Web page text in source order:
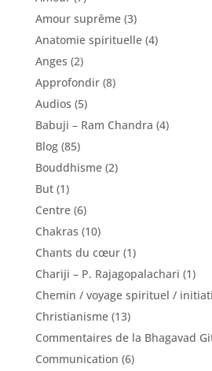
Amour suprême(3)
Anatomie spirituelle(4)
Anges (2)
Approfondir(8)
Audios (5)
Babuji – Ram Chandra (4)
Blog(85)
Bouddhisme(2)
But(1)
Centre(6)
Chakras (10)
Chants du cœur(1)
Chariji – P. Rajagopalachari (1)
Chemin / voyage spirituel /
Christianisme(13)
Commentaires de la Bhagavad
Communication (6)